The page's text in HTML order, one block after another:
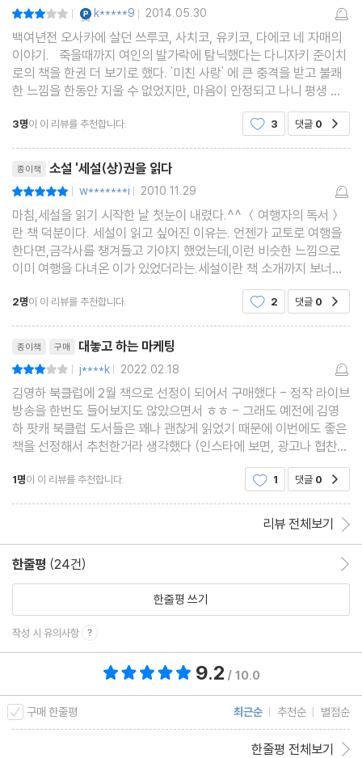
| k*****9 | 2014.05.30
백여년전 오사카에 살던 쓰루코, 사치코, 유키코, 다에코 네 자매의
이야기. 죽을때까지 여인의 발가락에 탐닉했다는 다니자키 준이치
로의 책을 한권 더 보기로 했다. '미친 사랑' 에 큰 충격을 받고 불쾌
한 느낌을 한동안 지울 수 없었지만, 마음이 안정되고 나니 평생 여
인의 발가락에 탐미했던 작가의 작품을 읽을 기회가 그리 많지 않을
거란 생각이 들었기 때문이다. 준이치
3명이 이 리뷰를 추천합니다. 3 댓글 0
종이책 소설 '세설(상)권을 읽다
| w*******i | 2010.11.29
마침,세설을 읽기 시작한 날 첫눈이 내렸다.^^ ＜여행자의 독서＞
란 책 덕분이다. 세설이 읽고 싶어진 이유는. 언젠가 교토로 여행을
한다면,금각사를 챙겨들고 가야지 했었는데,이런 비슷한 느낌으로
이미 여행을 다녀온 이가 있었더라는.세설이란 책 소개까지 보너스
로 받았다. 금각사와 세설 중 세설을 먼저 선택한 이유는 딸들의 이
야기란 것이 호기심을 끌었기때문이다. 또 하나
2명이 이 리뷰를 추천합니다. 2 댓글 0
종이책 구매 대놓고 하는 마케팅
| j****k | 2022.02.18
김영하 북클럽에 2월 책으로 선정이 되어서 구매했다 - 정작 라이브
방송을 한번도 들어보지도 않았으면서 ㅎㅎ - 그래도 예전에 김영
하 팟캐 북클럽 도서들은 꽤나 괜찮게 읽었기 때문에 이번에도 좋은
책을 선정해서 추천한거라 생각했다 (인스타에 보면, 광고나 협찬은
받지 않는다고 하니, 믿어볼 수 밖에) - 이 책이 꽤나 나온지 오래된
책이더라 -근데 김영하의 파워로 이번에 다시
1명이 이 리뷰를 추천합니다. 1 댓글 0
리뷰 전체보기
한줄평 (24건)
한줄평 쓰기
작성 시 유의사항
9.2 / 10.0
구매 한줄평 최근순 추천순 별점순
한줄평 전체보기